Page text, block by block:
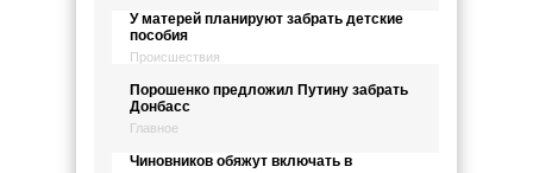
У матерей планируют забрать детские
пособия
Происшествия
Порошенко предложил Путину забрать
Донбасс
Главное
Чиновников обяжут включать в